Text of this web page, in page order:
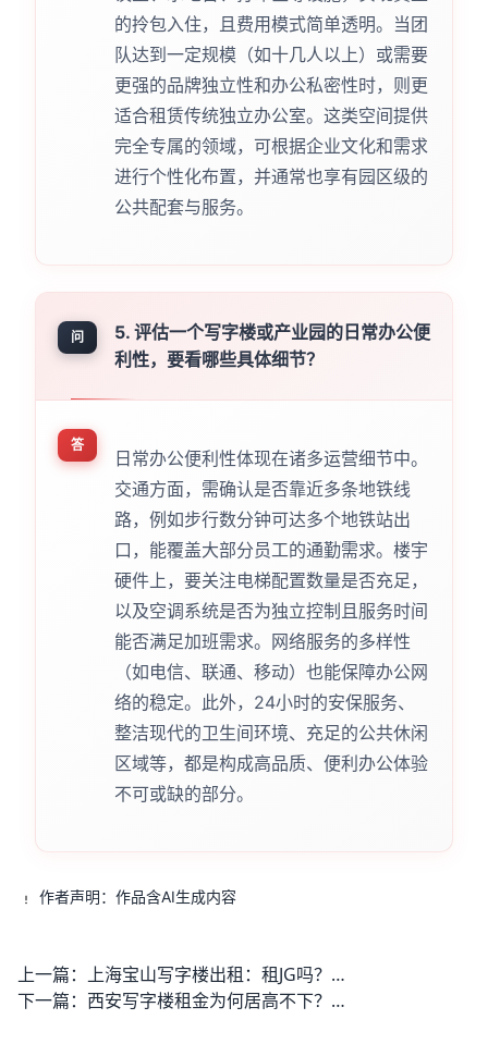
的拎包入住，且费用模式简单透明。当团
队达到一定规模（如十几人以上）或需要
更强的品牌独立性和办公私密性时，则更
适合租赁传统独立办公室。这类空间提供
完全专属的领域，可根据企业文化和需求
进行个性化布置，并通常也享有园区级的
公共配套与服务。
问
5. 评估一个写字楼或产业园的日常办公便
利性，要看哪些具体细节？
答
日常办公便利性体现在诸多运营细节中。
交通方面，需确认是否靠近多条地铁线
路，例如步行数分钟可达多个地铁站出
口，能覆盖大部分员工的通勤需求。楼宇
硬件上，要关注电梯配置数量是否充足，
以及空调系统是否为独立控制且服务时间
能否满足加班需求。网络服务的多样性
（如电信、联通、移动）也能保障办公网
络的稳定。此外，24小时的安保服务、
整洁现代的卫生间环境、充足的公共休闲
区域等，都是构成高品质、便利办公体验
不可或缺的部分。
作者声明：作品含AI生成内容
上一篇：
上海宝山写字楼出租：租JG吗？如何找到性价比高的办公空间？
下一篇：
西安写字楼租金为何居高不下？如何找到性价比高的办公空间？